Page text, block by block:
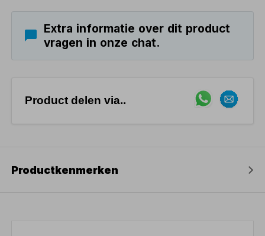
Extra informatie over dit product
vragen in onze chat.
Product delen via..
Productkenmerken